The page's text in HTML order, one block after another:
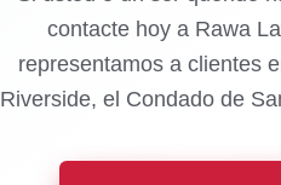
contacte hoy a Rawa
representamos a clientes
Riverside, el Condado de